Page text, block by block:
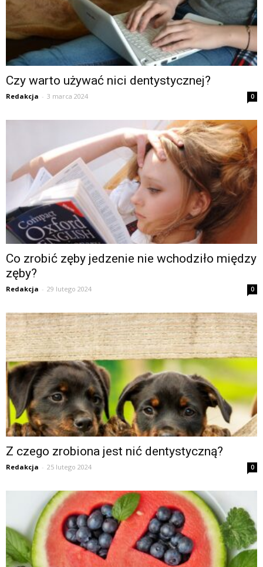
Czy warto używać nici dentystycznej?
Redakcja - 3 marca 2024 0
Co zrobić zęby jedzenie nie wchodziło między
zęby?
Redakcja - 29 lutego 2024 0
Z czego zrobiona jest nić dentystyczną?
Redakcja - 25 lutego 2024 0